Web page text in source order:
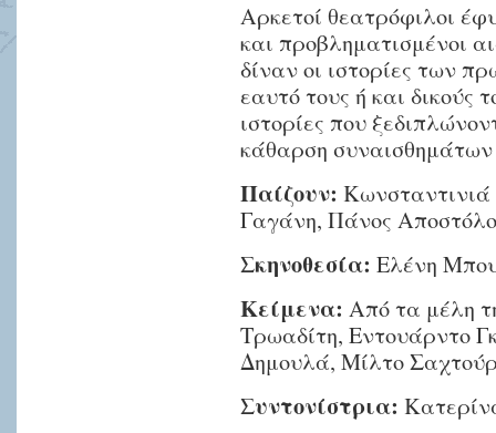
Αρκετοί θεατρόφιλοι
και προβληματισμένοι
δίναν οι ιστορίες των
εαυτό τους ή και δικούς
ιστορίες που
κάθαρση
Παίζουν:
Γαγάνη, Πάνος
Σκηνοθεσία: Ελένη
Κείμενα: Από τα μέλη
Τρωαδίτη, Εντουάρντο
Δημουλά, Μίλτο
Συντονίστρια: